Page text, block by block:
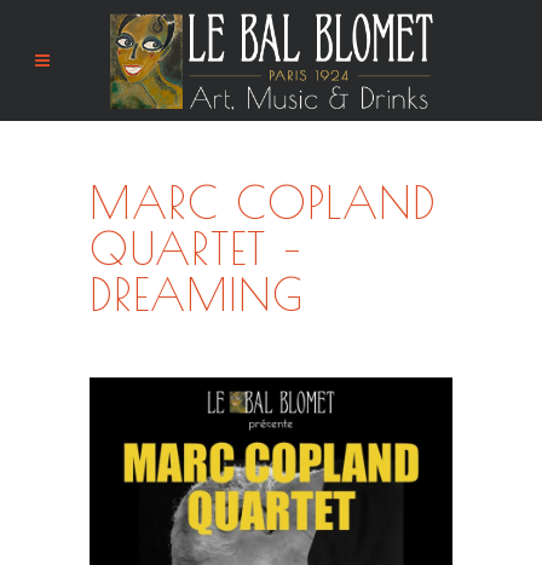
MARC COPLAND
QUARTET –
DREAMING